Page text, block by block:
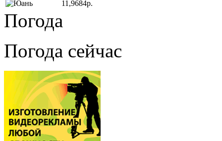
11,9684р.
Погода
Погода сейчас